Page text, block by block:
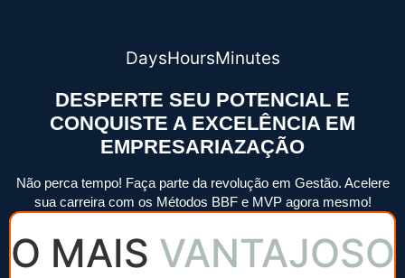
DaysHoursMinutes
DESPERTE SEU POTENCIAL E
CONQUISTE A EXCELÊNCIA EM
EMPRESARIAZAÇÃO
Não perca tempo! Faça parte da revolução em Gestão. Acelere
sua carreira com os Métodos BBF e MVP agora mesmo!
O MAIS VANTAJOSO